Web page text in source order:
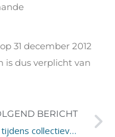
31 december 2012
is dus verplicht van
BERICHT
Ziek tijdens collectieve bedrijfssluiting